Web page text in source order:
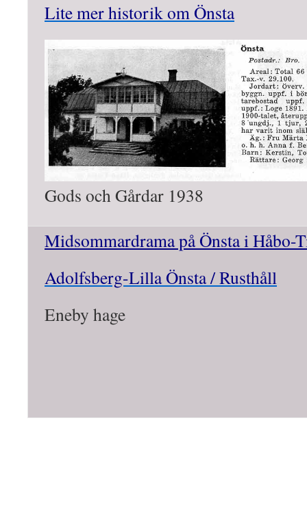
Lite mer historik om Önsta
Gods och Gårdar 1938
Midsommardrama på Önsta i Håbo-
Adolfsberg-Lilla Önsta / Rusthåll
Eneby hage